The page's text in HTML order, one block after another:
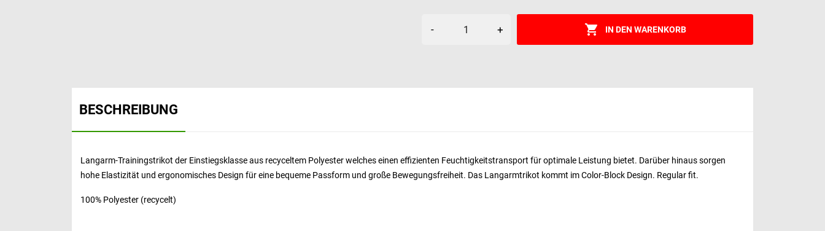
- +  IN DEN WARENKORB
BESCHREIBUNG
Langarm-Trainingstrikot der Einstiegsklasse aus recyceltem Polyester welches einen effizienten Feuchtigkeitstransport für optimale Leistung bietet. Darüber hinaus sorgen
hohe Elastizität und ergonomisches Design für eine bequeme Passform und große Bewegungsfreiheit. Das Langarmtrikot kommt im Color-Block Design. Regular fit.
100% Polyester (recycelt)